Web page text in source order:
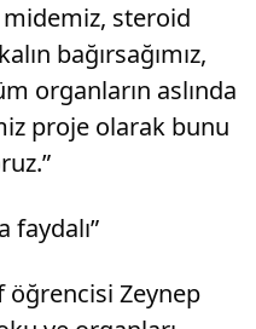
steroid
bağırsağımız,
organların aslında
proje olarak bunu
faydalı”
öğrencisi Zeynep